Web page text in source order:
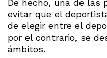
De hecho, una de las
evitar que el
de elegir entre el
por el contrario, se
ámbitos.